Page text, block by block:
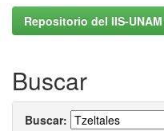
Repositorio del IIS-UNAM
Buscar
Buscar: